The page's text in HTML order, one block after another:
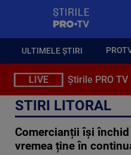
ULTIMELE ȘTIRI
LIVE Știrile PRO
STIRI LITORAL
Comercianții își
vremea ține în